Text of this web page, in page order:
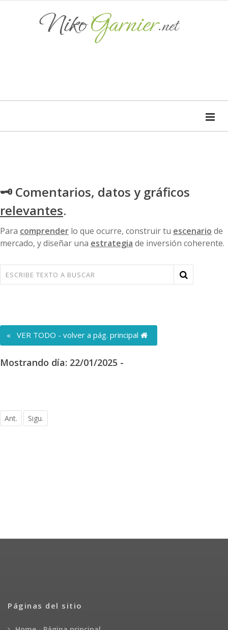
🗝 Comentarios, datos y gráficos
relevantes.
Para comprender lo que ocurre, construir tu escenario de
mercado, y diseñar una estrategia de inversión coherente.
« VER TODO - volver a pág. principal
Mostrando día: 22/01/2025 -
Ant. Sigu.
Páginas del sitio